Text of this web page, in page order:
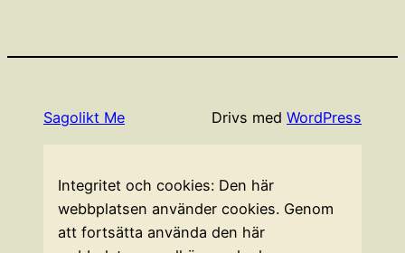
Sagolikt Me Drivs med WordPress
Integritet och cookies: Den här
webbplatsen använder cookies. Genom
att fortsätta använda den här